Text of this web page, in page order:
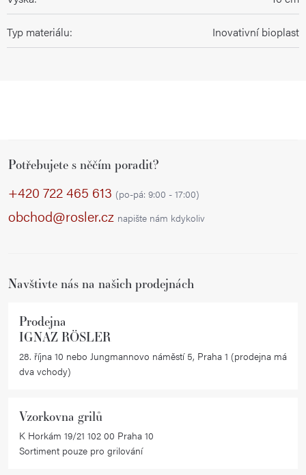
Typ materiálu: Inovativní bioplast
Potřebujete s něčím poradit?
+420 722 465 613 (po-pá: 9:00 - 17:00)
obchod@rosler.cz napište nám kdykoliv
Navštivte nás na našich prodejnách
Prodejna
IGNAZ RÖSLER
28. října 10 nebo Jungmannovo náměstí 5, Praha 1 (prodejna má
dva vchody)
Vzorkovna grilů
K Horkám 19/21 102 00 Praha 10
Sortiment pouze pro grilování